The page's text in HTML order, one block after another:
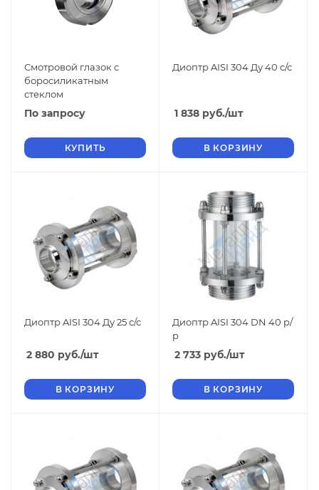
Смотровой глазок c
боросиликатным
стеклом
По запросу
КУПИТЬ
Диоптр AISI 304 Ду 40 с/с
1 838 руб./шт
В КОРЗИНУ
Диоптр AISI 304 Ду 25 с/с
2 880 руб./шт
В КОРЗИНУ
Диоптр AISI 304 DN 40 р/
р
2 733 руб./шт
В КОРЗИНУ